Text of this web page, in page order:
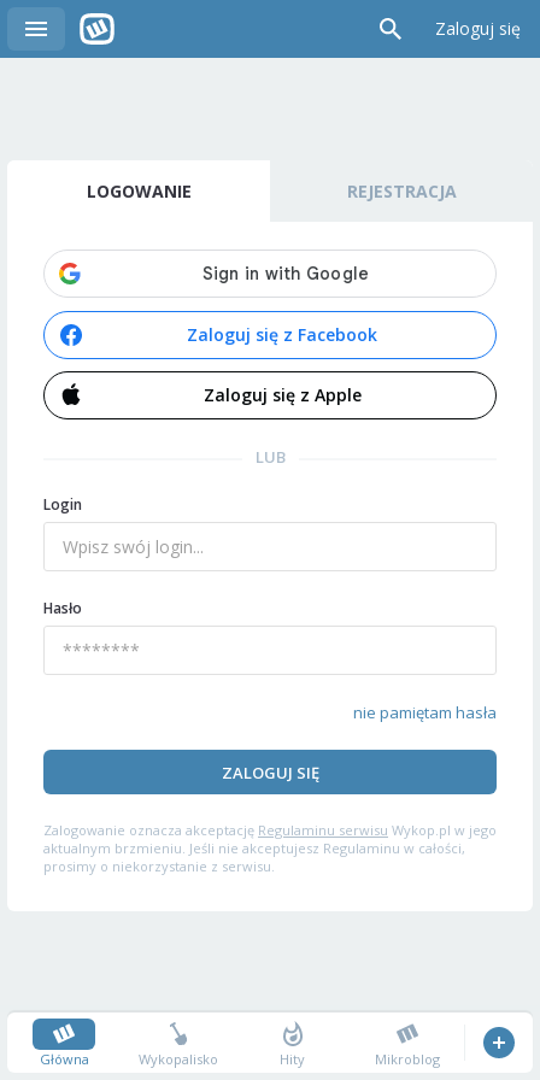
Zaloguj się
LOGOWANIE REJESTRACJA
Zaloguj się z Facebook
Zaloguj się z Apple
LUB
Login
Hasło
nie pamiętam hasła
ZALOGUJ SIĘ
Zalogowanie oznacza akceptację Regulaminu serwisu Wykop.pl w jego
aktualnym brzmieniu. Jeśli nie akceptujesz Regulaminu w całości,
prosimy o niekorzystanie z serwisu.
Główna Wykopalisko Hity Mikroblog